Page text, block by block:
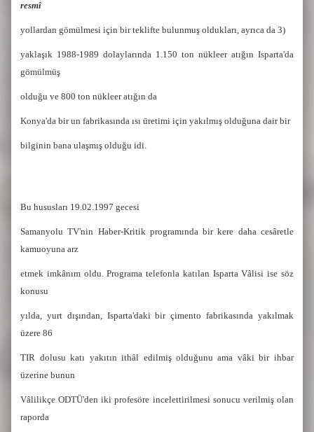
resmî
yollardan gömülmesi için bir teklifte bulunmuş oldukları, ayrıca da 3)
yaklaşık 1988-1989 dolaylarında 1.150 ton nükleer atığın Isparta'da
gömülmüş
olduğu ve 800 ton nükleer atığın da
Konya'da bir un fabrikasında ısı üretimi için yakılmış olduğuna dair bir
bilginin bana ulaşmış olduğu idi.
Bu hususları 19.02.1997 gecesi
Samanyolu TV'nin Haber-Kritik programında bir kere daha cesâretle
kamuoyuna arz
etmek imkânım oldu. Programa telefonla katılan Isparta Vâlisi ise söz
konusu
yılda, yurt dışından, Isparta'daki bir çimento fabrikasında yakılmak
üzere 86
TIR dolusu katı yakıtın ithâl edilmiş olduğunu ama vâki bir ihbar
üzerine bunun
Vâlilikçe ODTÜ'den iki profesöre incelettirilmesi sonucu verilmiş olan
raporda